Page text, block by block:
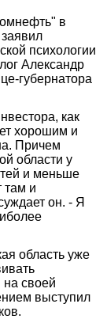
в
психологии
Александр
губернатора
как
хорошим и
Причем
области у
и меньше
там и
он. - Я
область уже
своей
выступил